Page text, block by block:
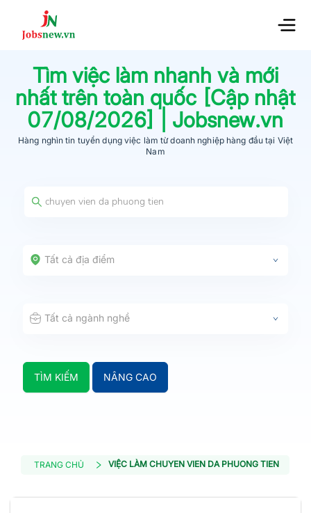
Tìm việc làm nhanh và mới
nhất trên toàn quốc [Cập nhật
07/08/2026] | Jobsnew.vn
Hàng nghìn tin tuyển dụng việc làm từdoanh nghiệp hàng đầu tại Việt
Nam
Tất cả địa điểm
Tất cả ngành nghề
TÌM KIẾM NÂNG CAO
TRANG CHỦ VIỆC LÀM CHUYEN VIEN DA PHUONG TIEN